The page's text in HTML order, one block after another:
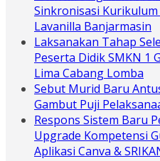
Sinkronisasi
Lavanilla Banjarmasin
Laksanakan Tahap
Peserta Didik SMKN 1
Lima Cabang Lomba
Sebut Murid Baru
Gambut Puji
Respons Sistem Baru
Upgrade Kompetensi
Aplikasi Canva &